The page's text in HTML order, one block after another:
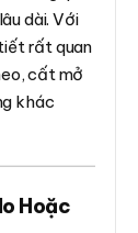
dài. Với
rất quan
cất mở
khác
Hoặc